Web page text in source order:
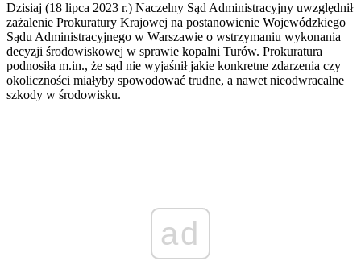
Dzisiaj (18 lipca 2023 r.) Naczelny Sąd Administracyjny uwzględnił
zażalenie Prokuratury Krajowej na postanowienie Wojewódzkiego
Sądu Administracyjnego w Warszawie o wstrzymaniu wykonania
decyzji środowiskowej w sprawie kopalni Turów. Prokuratura
podnosiła m.in., że sąd nie wyjaśnił jakie konkretne zdarzenia czy
okoliczności miałyby spowodować trudne, a nawet nieodwracalne
szkody w środowisku.
ad